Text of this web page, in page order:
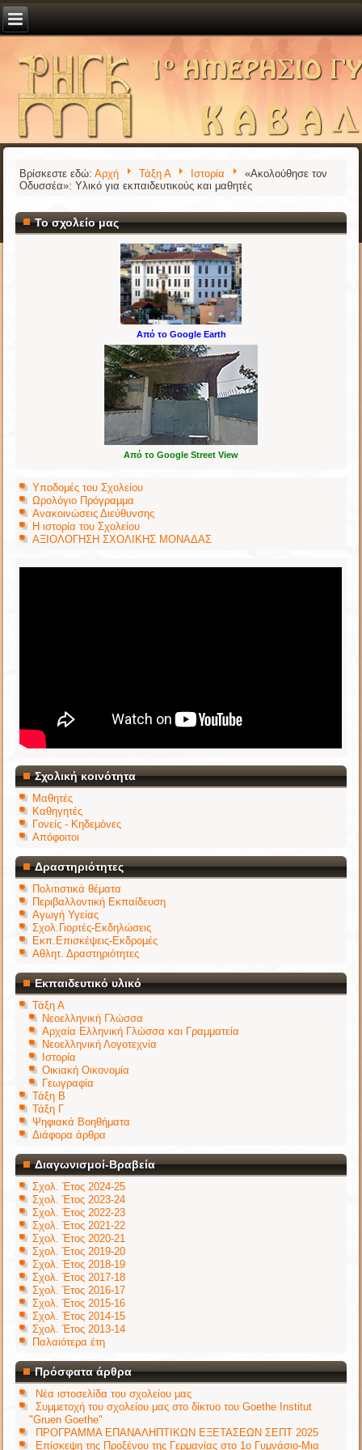
Βρίσκεστε εδώ:Αρχή Τάξη Α Ιστορία
«Ακολούθησε τον
Οδυσσέα»: Υλικό για εκπαιδευτικούς και μαθητές
Το σχολείο μας
Από το Google Earth
Από το Google Street View
Υποδομές του Σχολείου
Ωρολόγιο Πρόγραμμα
Ανακοινώσεις Διεύθυνσης
Η ιστορία του Σχολείου
ΑΞΙΟΛΟΓΗΣΗ ΣΧΟΛΙΚΗΣ ΜΟΝΑΔΑΣ
Σχολική κοινότητα
Μαθητές
Καθηγητές
Γονείς - Κηδεμόνες
Απόφοιτοι
Δραστηριότητες
Πολιτιστικά θέματα
Περιβαλλοντική Εκπαίδευση
Αγωγή Υγείας
Σχολ.Γιορτές-Εκδηλώσεις
Εκπ.Επισκέψεις-Εκδρομές
Αθλητ. Δραστηριότητες
Εκπαιδευτικό υλικό
Τάξη Α
Νεοελληνική Γλώσσα
Αρχαία Ελληνική Γλώσσα και Γραμματεία
Νεοελληνική Λογοτεχνία
Ιστορία
Οικιακή Οικονομία
Γεωγραφία
Τάξη Β
Τάξη Γ
Ψηφιακά Βοηθήματα
Διάφορα άρθρα
Διαγωνισμοί-Βραβεία
Σχολ. Έτος 2024-25
Σχολ. Έτος 2023-24
Σχολ. Έτος 2022-23
Σχολ. Έτος 2021-22
Σχολ. Έτος 2020-21
Σχολ. Έτος 2019-20
Σχολ. Έτος 2018-19
Σχολ. Έτος 2017-18
Σχολ. Έτος 2016-17
Σχολ. Έτος 2015-16
Σχολ. Έτος 2014-15
Σχολ. Έτος 2013-14
Παλαιότερα έτη
Πρόσφατα άρθρα
Νέα ιστοσελίδα του σχολείου μας
Συμμετοχή του σχολείου μας στο δίκτυο του Goethe Institut
"Gruen Goethe"
ΠΡΟΓΡΑΜΜΑ ΕΠΑΝΑΛΗΠΤΙΚΩΝ ΕΞΕΤΑΣΕΩΝ ΣΕΠΤ 2025
Επίσκεψη της Προξένου της Γερμανίας στο 1ο Γυμνάσιο-Μια